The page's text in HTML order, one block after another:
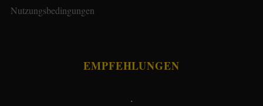
Nutzungsbedingungen
EMPFEHLUNGEN
.